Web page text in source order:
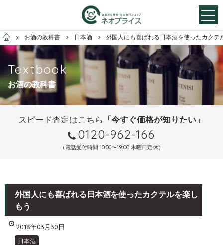
お酒買取専門店ネオプライス
お酒の教科書 日本酒 外国人にも喜ばれる日本酒を使ったカクテ
Textbook
お酒の教科書
スピード査定はこちら 「今すぐ価格が知りたい」
0120-962-166
（電話受付時間 10:00〜19:00 木曜日定休）
外国人にも喜ばれる日本酒を使ったカクテルを楽し
もう
2018年03月30日
日本酒